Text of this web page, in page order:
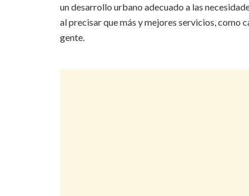
un desarrollo urbano adecuado a las
al precisar que más y mejores servicios, como
gente.